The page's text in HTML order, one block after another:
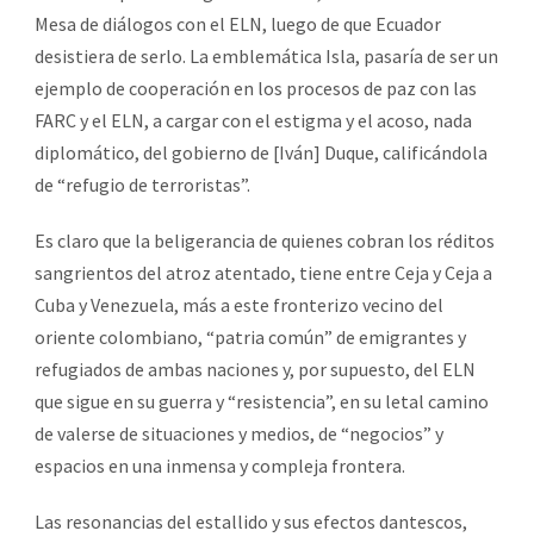
Mesa de diálogos con el ELN, luego de que Ecuador
desistiera de serlo. La emblemática Isla, pasaría de ser un
ejemplo de cooperación en los procesos de paz con las
FARC y el ELN, a cargar con el estigma y el acoso, nada
diplomático, del gobierno de [Iván] Duque, calificándola
de “refugio de terroristas”.
Es claro que la beligerancia de quienes cobran los réditos
sangrientos del atroz atentado, tiene entre Ceja y Ceja a
Cuba y Venezuela, más a este fronterizo vecino del
oriente colombiano, “patria común” de emigrantes y
refugiados de ambas naciones y, por supuesto, del ELN
que sigue en su guerra y “resistencia”, en su letal camino
de valerse de situaciones y medios, de “negocios” y
espacios en una inmensa y compleja frontera.
Las resonancias del estallido y sus efectos dantescos,